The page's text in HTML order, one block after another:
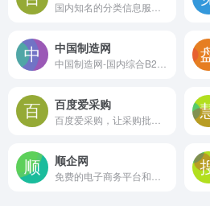
中国制造网
百度爱采购
顺企网